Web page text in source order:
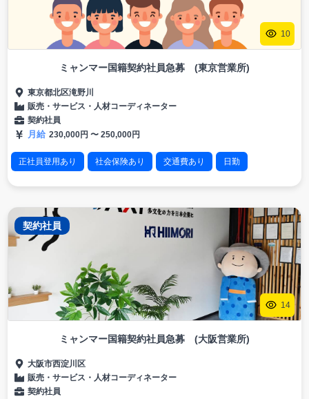
10
ミャンマー国籍契約社員急募 (東京営業所)
東京都北区滝野川
販売・サービス ・ 人材コーディネーター
契約社員
月給 230,000円 〜 250,000円
正社員登用あり 社会保険あり 交通費あり
日勤
契約社員
14
ミャンマー国籍契約社員急募 (大阪営業所)
大阪市西淀川区
販売・サービス ・ 人材コーディネーター
契約社員